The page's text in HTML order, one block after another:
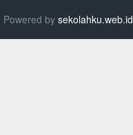
Powered by sekolahku.web.id